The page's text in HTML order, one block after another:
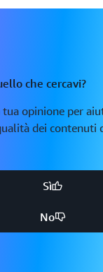
che cercavi?
tua opinione per
dei contenuti
Sì
No